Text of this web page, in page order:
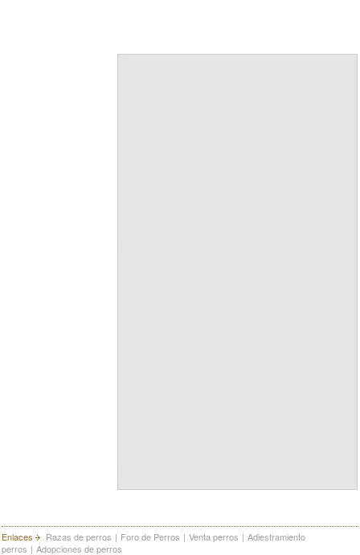
Enlaces Razas de perros | Foro de Perros | Venta perros | Adiestramiento
perros | Adopciones de perros